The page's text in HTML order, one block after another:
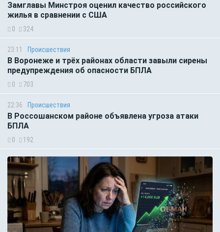
Замглавы Минстроя оценил качество российского
жилья в сравнении с США
0 324
23:11 Происшествия
В Воронеже и трёх районах области завыли сирены
предупреждения об опасности БПЛА
0 703
22:36 Происшествия
В Россошанском районе объявлена угроза атаки
БПЛА
0 192